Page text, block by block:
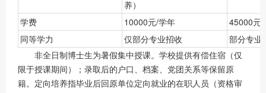
养）
学费
10000元/学年
45000元/
同等学力
仅部分专业招收
部分专业
非全日制博士生为暑假集中授课。学校提供有偿住宿（仅
限于授课期间）；录取后的户口、档案、党团关系等保留原
籍。定向培养指毕业后回原单位定向就业的在职人员（资格审